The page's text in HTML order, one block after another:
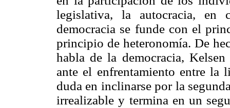
legislativa, la autocracia,
democracia se funde con el
principio de heteronomía. De
habla de la democracia,
ante el enfrentamiento entre
duda en inclinarse por la
irrealizable y termina en un